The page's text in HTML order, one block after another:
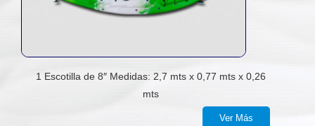
1 Escotilla de 8″ Medidas: 2,7 mts x 0,77 mts x 0,26
mts
Ver Más